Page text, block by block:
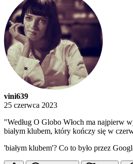
vini639
25 czerwca 2023
"Według O Globo Włoch ma najpierw
białym klubem, który kończy się w
'białym klubem'? Co to było przez